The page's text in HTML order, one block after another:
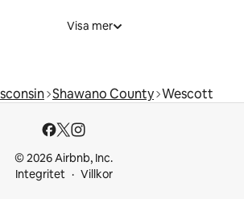
Visa mer
Shawano County Wescott
© 2026 Airbnb, Inc.
Integritet
Villkor